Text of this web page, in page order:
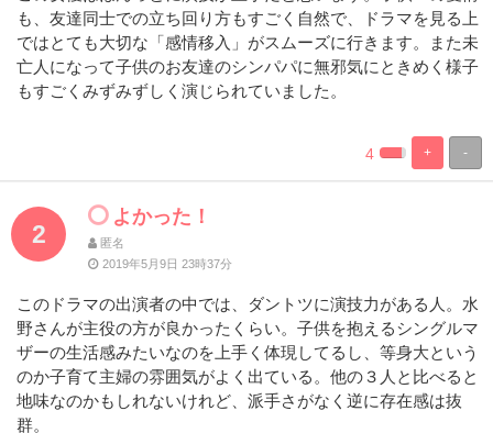
も、友達同士での立ち回り方もすごく自然で、ドラマを見る上
ではとても大切な「感情移入」がスムーズに行きます。また未
亡人になって子供のお友達のシンパパに無邪気にときめく様子
もすごくみずみずしく演じられていました。
-
+
%
Complete
100%
Complete
4
2
よかった！
匿名
2019年5月9日 23時37分
このドラマの出演者の中では、ダントツに演技力がある人。水
野さんが主役の方が良かったくらい。子供を抱えるシングルマ
ザーの生活感みたいなのを上手く体現してるし、等身大という
のか子育て主婦の雰囲気がよく出ている。他の３人と比べると
地味なのかもしれないけれど、派手さがなく逆に存在感は抜
群。